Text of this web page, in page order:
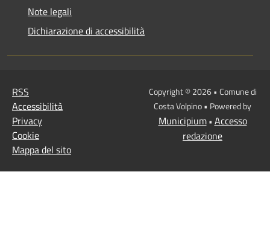
Note legali
Dichiarazione di accessibilità
RSS
Accessibilità
Privacy
Cookie
Mappa del sito
Copyright © 2026 • Comune di
Costa Volpino • Powered by
Municipium• Accesso
redazione